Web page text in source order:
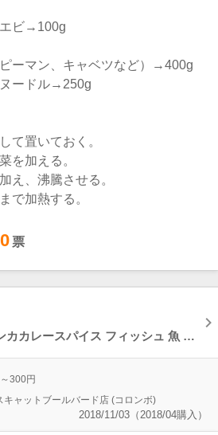
エビ→100g
ーマン、キャベツなど）→400g
ヌードル→250g
て置いておく。
を加える。
え、沸騰させる。
で加熱する。
0 票
MA'S スリランカカレースパイス フィッシュ 魚 HOT CURRY Sri Lankan Curry Spice
～300円
ャットブールバード店 (コロンボ)
2018/11/03（2018/04購入）